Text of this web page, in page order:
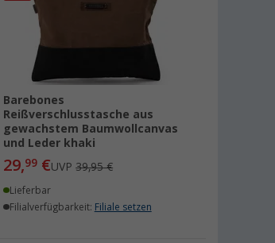
Barebones
Reißverschlusstasche aus
gewachstem Baumwollcanvas
und Leder khaki
29,99 €UVP39,95 €
Lieferbar
Filialverfügbarkeit: Filiale setzen